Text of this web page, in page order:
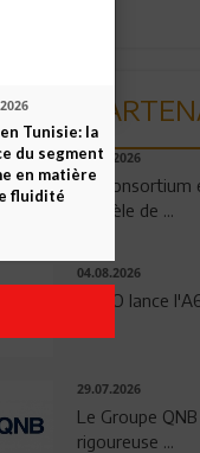
06.08.2026
Un consortium
modèle de ...
04.08.2026
OPPO lance
29.07.2026
Le Groupe
rigoureuse ...
Tunisie: la
du segment
en matière
fluidité